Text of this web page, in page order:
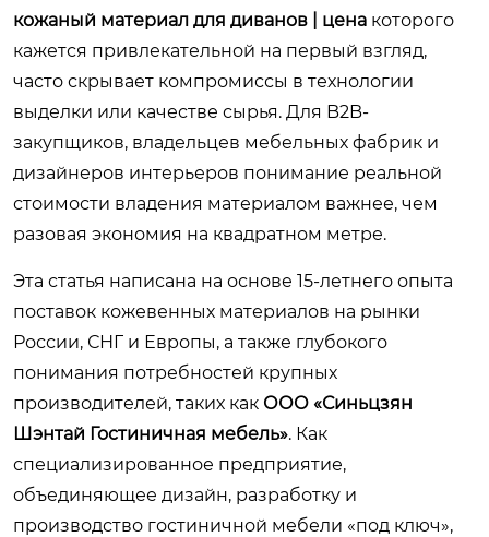
кожаный материал для диванов | цена которого
кажется привлекательной на первый взгляд,
часто скрывает компромиссы в технологии
выделки или качестве сырья. Для B2B-
закупщиков, владельцев мебельных фабрик и
дизайнеров интерьеров понимание реальной
стоимости владения материалом важнее, чем
разовая экономия на квадратном метре.
Эта статья написана на основе 15-летнего опыта
поставок кожевенных материалов на рынки
России, СНГ и Европы, а также глубокого
понимания потребностей крупных
производителей, таких как ООО «Синьцзян
Шэнтай Гостиничная мебель». Как
специализированное предприятие,
объединяющее дизайн, разработку и
производство гостиничной мебели «под ключ»,